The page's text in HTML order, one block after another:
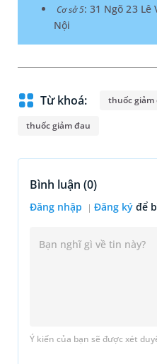
Cơ sở 5: 31 Ngõ 23 Lê
Nội
Từ khoá: thuốc giảm
thuốc giảm đau
Bình luận (0)
Đăng nhập Đăng ký để
Ý kiến của bạn sẽ được xét